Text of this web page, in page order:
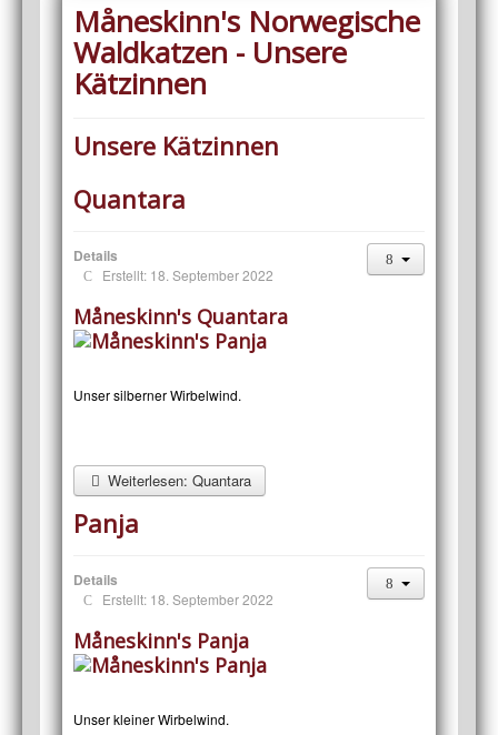
Måneskinn's Norwegische
Waldkatzen - Unsere
Kätzinnen
Unsere Kätzinnen
Quantara
Details
Erstellt: 18. September 2022
Måneskinn's Quantara
Unser silberner Wirbelwind.
Weiterlesen: Quantara
Panja
Details
Erstellt: 18. September 2022
Måneskinn's Panja
Unser kleiner Wirbelwind.